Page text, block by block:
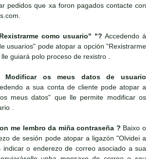
pedidos que xa foron pagados contacte con
como usuario" "? Accedendo á
usuarios" pode atopar a opción "Rexistrarme
guiará polo proceso de rexistro .
Modificar os meus datos de usuario
a sua conta de cliente pode atopar a
meus datos" que lle permite modificar os
.
me lembro da miña contraseña ? Baixo o
de sesión pode atopar a ligazón "Olvidei a
indicar o enderezo de correo asociado a sua